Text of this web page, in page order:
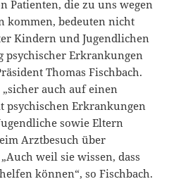
Patienten, die zu uns wegen
kommen, bedeuten nicht
Kindern und Jugendlichen
psychischer Erkrankungen
Thomas Fischbach.
auch auf einen
psychischen Erkrankungen
sowie Eltern
Arztbesuch über
weil sie wissen, dass
können“, so Fischbach.